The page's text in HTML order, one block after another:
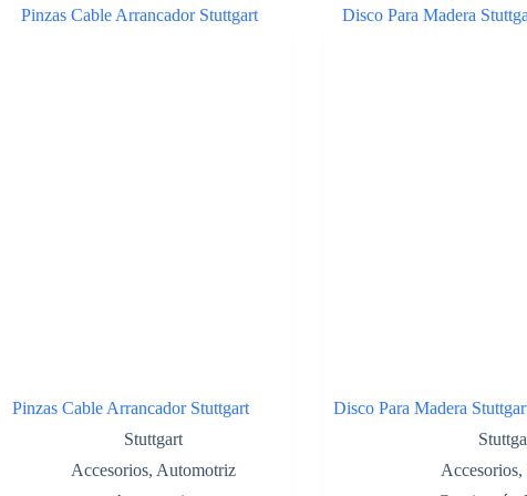
Pinzas Cable Arrancador Stuttgart
Stuttgart
Accesorios, Automotriz
Disco Para Madera
Accesorios,